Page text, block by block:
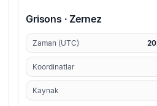
Grisons · Zernez
Zaman (UTC)
Koordinatlar
Kaynak